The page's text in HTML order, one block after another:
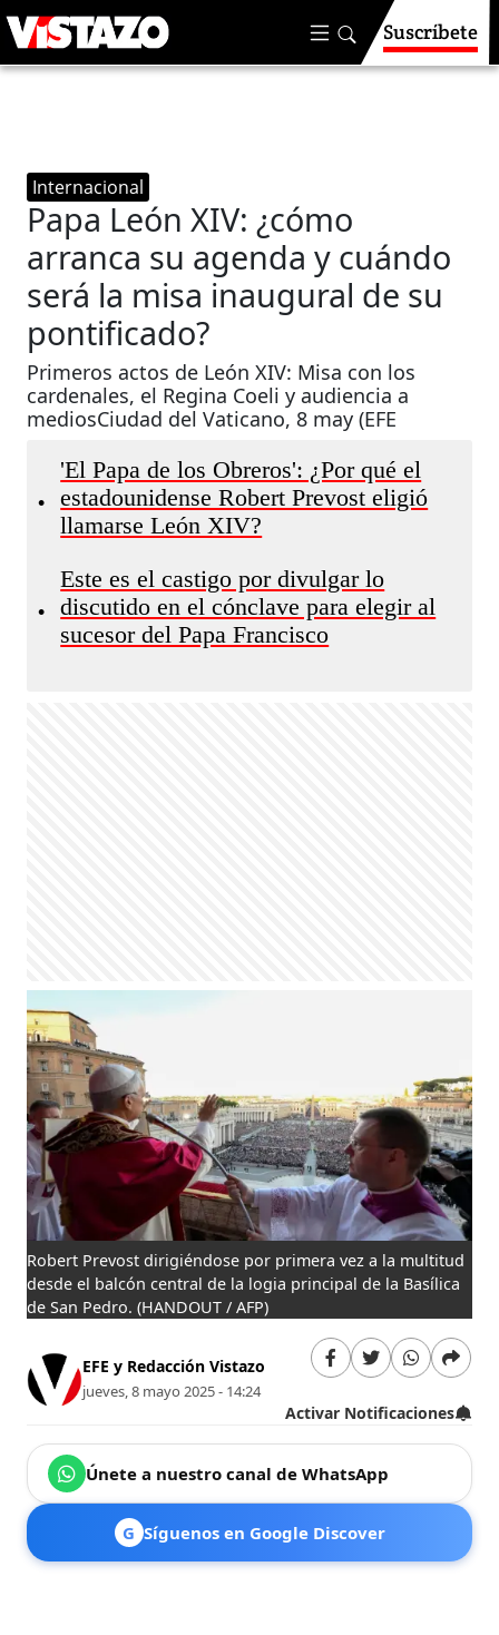
Suscríbete
Internacional
Papa León XIV: ¿cómo
arranca su agenda y cuándo
será la misa inaugural de su
pontificado?
Primeros actos de León XIV: Misa con los
cardenales, el Regina Coeli y audiencia a
mediosCiudad del Vaticano, 8 may (EFE
•
'El Papa de los Obreros': ¿Por qué el
estadounidense Robert Prevost eligió
llamarse León XIV?
•
Este es el castigo por divulgar lo
discutido en el cónclave para elegir al
sucesor del Papa Francisco
Robert Prevost dirigiéndose por primera vez a la multitud
desde el balcón central de la logia principal de la Basílica
de San Pedro. (HANDOUT / AFP)
EFE y Redacción Vistazo
jueves, 8 mayo 2025 - 14:24
Activar Notificaciones
Únete a nuestro canal de WhatsApp
G Síguenos en Google Discover